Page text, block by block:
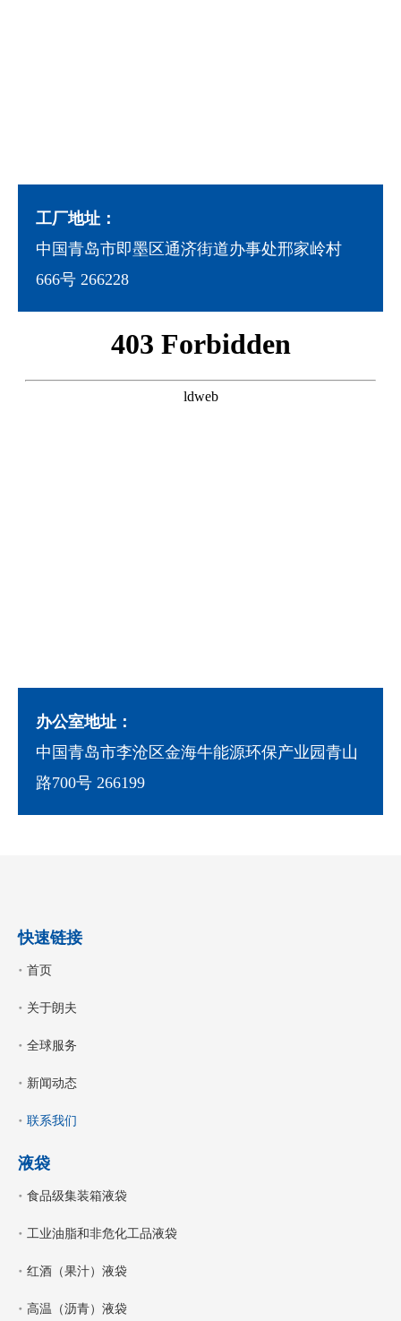
工厂地址：
中国青岛市即墨区通济街道办事处邢家岭村
666号 266228
办公室地址：
中国青岛市李沧区金海牛能源环保产业园青山
路700号 266199
快速链接
首页
关于朗夫
全球服务
新闻动态
联系我们
液袋
食品级集装箱液袋
工业油脂和非危化工品液袋
红酒（果汁）液袋
高温（沥青）液袋